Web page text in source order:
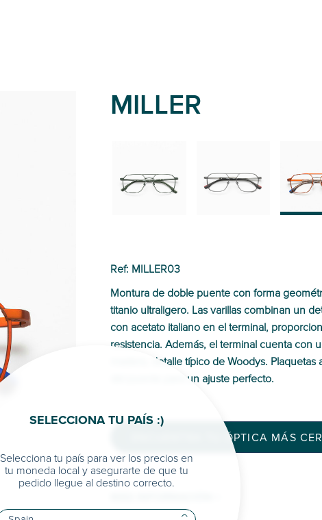
MILLER
Ref: MILLER03
Montura de doble puente con forma
titanio ultraligero. Las varillas combinan un
con acetato italiano en el terminal,
resistencia. Además, el terminal cuenta con
madera, detalle típico de Woodys.
del puente para un ajuste perfecto.
ENCUENTRA TU ÓPTICA MÁS
SELECCIONA TU PAÍS :)
Selecciona tu país para ver los precios en
tu moneda local y asegurarte de que tu
pedido llegue al destino correcto.